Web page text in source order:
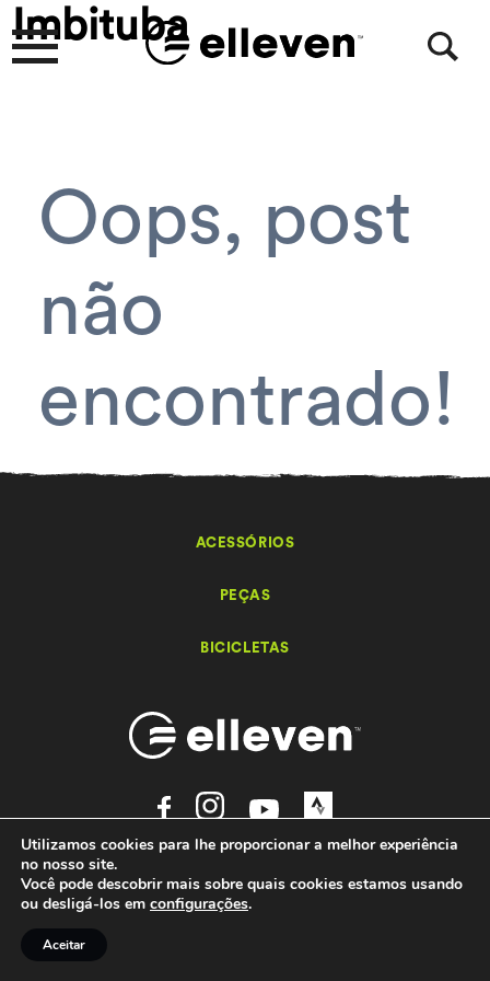
Imbituba
Oops, post
não
encontrado!
ACESSÓRIOS
PEÇAS
BICICLETAS
Elleven – Bikes e Acessórios - 2026 Todos os direitos reservados.
Ondaweb
Utilizamos cookies para lhe proporcionar a melhor experiência
no nosso site.
Você pode descobrir mais sobre quais cookies estamos usando
ou desligá-los em configurações.
Aceitar